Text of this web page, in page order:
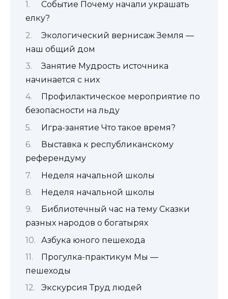
Событие Почему начали украшать
елку?
Экологический вернисаж Земля —
наш общий дом
Занятие Мудрость источника
начинается с них
Профилактическое мероприятие по
безопасности на льду
Игра-занятие Что такое время?
Выставка к республиканскому
референдуму
Неделя начальной школы
Неделя начальной школы
Библиотечный час на тему Сказки
разных народов о богатырях
Азбука юного пешехода
Прогулка-практикум Мы —
пешеходы
Экскурсия Труд людей